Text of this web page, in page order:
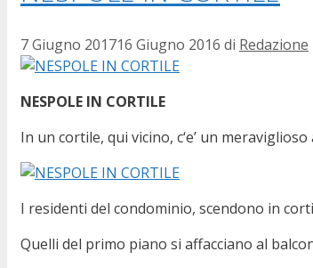
7 Giugno 201716 Giugno 2016 di Redazione
NESPOLE IN CORTILE
In un cortile, qui vicino, c‘e’ un
I residenti del condominio, scendono in
Quelli del primo piano si affacciano al